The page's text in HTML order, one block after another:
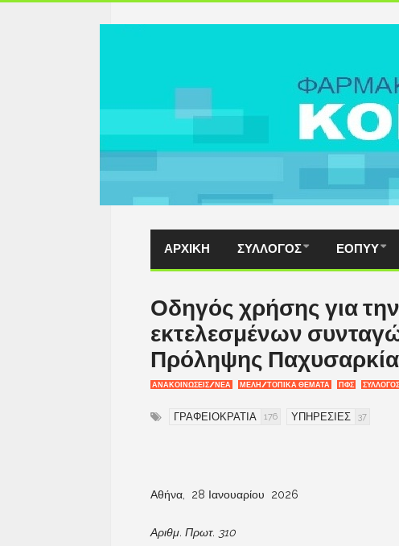
ΑΡΧΙΚΗ ΣΥΛΛΟΓΟΣ ΕΟΠΥΥ
Οδηγός χρήσης για
εκτελεσμένων
Πρόληψης
ΑΝΑΚΟΙΝΩΣΕΙΣ/ΝΕΑ ΜΕΛΗ/ΤΟΠΙΚΑ ΘΕΜΑΤΑ ΠΦΣ ΣΥΛΛΟΓΟΣ
ΓΡΑΦΕΙΟΚΡΑΤΙΑ 176 ΥΠΗΡΕΣΙΕΣ 37
Αθήνα, 28 Ιανουαρίου 2026
Αριθμ. Πρωτ. 310